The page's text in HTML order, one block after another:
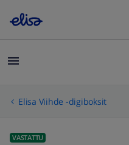
Elisa Viihde -digiboksit
VASTATTU